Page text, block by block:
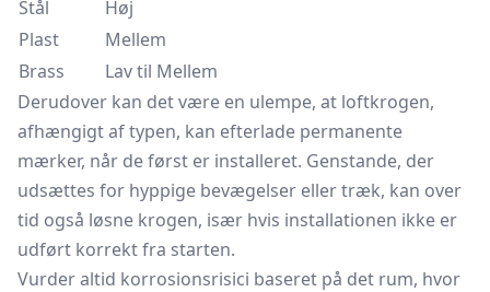
Stål
Høj
Plast
Mellem
Brass
Lav til Mellem
Derudover kan det være en ulempe, at loftkrogen,
afhængigt af typen, kan efterlade permanente
mærker, når de først er installeret. Genstande, der
udsættes for hyppige bevægelser eller træk, kan over
tid også løsne krogen, især hvis installationen ikke er
udført korrekt fra starten.
Vurder altid korrosionsrisici baseret på det rum, hvor